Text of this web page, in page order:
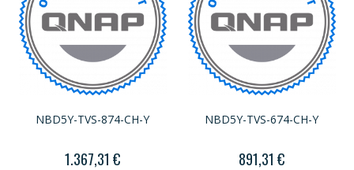
NBD5Y-TVS-874-CH-Y
1.367,31 €
NBD5Y-TVS-674-CH-Y
891,31 €